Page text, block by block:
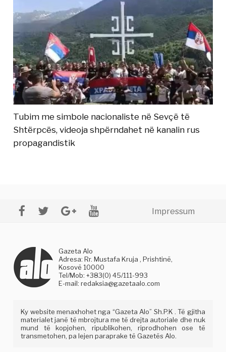
Tubim me simbole nacionaliste në Sevçë të
Shtërpcës, videoja shpërndahet në kanalin rus
propagandistik
Impressum
Gazeta Alo
Adresa: Rr. Mustafa Kruja , Prishtinë,
Kosovë 10000
Tel/Mob: +383(0) 45/111-993
E-mail:redaksia@gazetaalo.com
Ky website menaxhohet nga “Gazeta Alo” Sh.P.K . Të gjitha
materialet janë të mbrojtura me të drejta autoriale dhe nuk
mund të kopjohen, ripublikohen, riprodhohen ose të
transmetohen, pa lejen paraprake të Gazetës Alo.